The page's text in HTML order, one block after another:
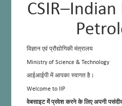
विज्ञान एवं प्रौद्योगिकी मंत्रालय
Ministry of Science & Technology
आईआईपी में आपका स्वागत है।
Welcome to IIP
वेबसाइट में प्रवेश करने के लिए अपनी